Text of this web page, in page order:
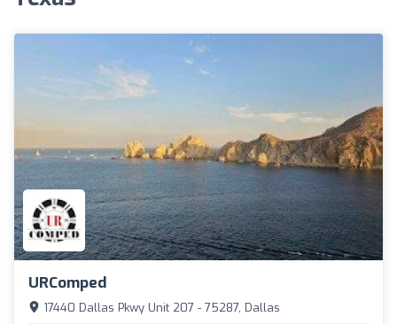
URComped
17440 Dallas Pkwy Unit 207 - 75287, Dallas